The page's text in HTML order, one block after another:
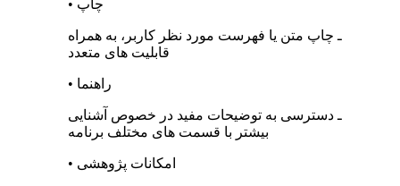
• چاپ
ـ چاپ متن یا فهرست مورد نظر کاربر، به همراه
قابلیت‌ های متعدد
• راهنما
ـ دسترسی به توضیحات مفید در خصوص آشنایی
بیشتر با قسمت‌ های مختلف برنامه
• امکانات پژوهشی